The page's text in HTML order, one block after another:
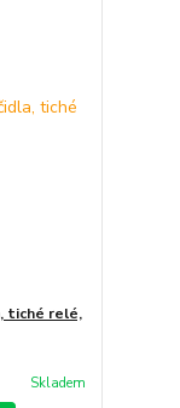
tiché relé,
Skladem